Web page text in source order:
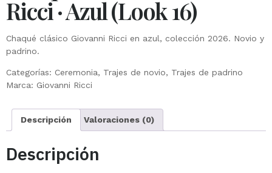
Ricci · Azul (Look 16)
Chaqué clásico Giovanni Ricci en azul, colección 2026. Novio y
padrino.
Categorías: Ceremonia, Trajes de novio, Trajes de padrino
Marca: Giovanni Ricci
Descripción Valoraciones (0)
Descripción